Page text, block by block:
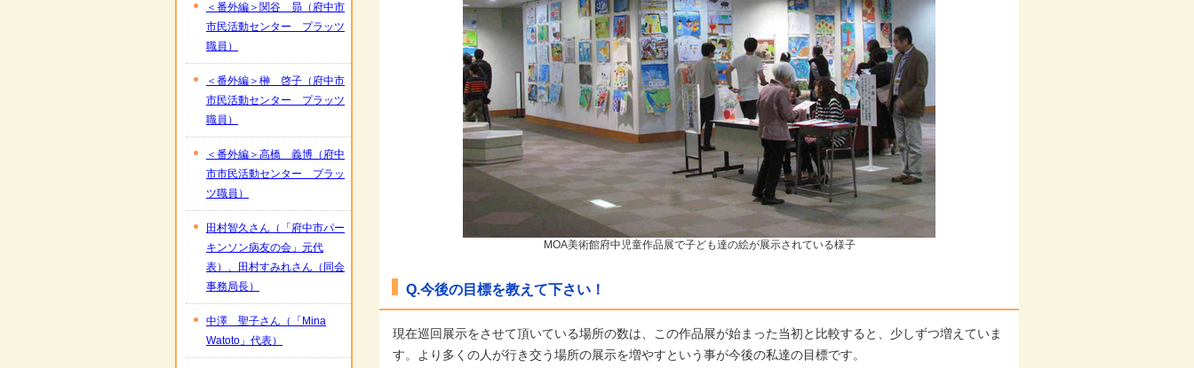
MOA美術館府中児童作品展で子ども達の絵が展示されている様子
Q.今後の目標を教えて下さい！
現在巡回展示をさせて頂いている場所の数は、この作品展が始まった当初と比較すると、少しずつ増えていま
す。 より多くの人が行き交う場所の展示を増やすという事が今後の私達の目標です。
＜番外編＞関谷 昴（府中市
市民活動センター プラッツ
職員）
＜番外編＞榊 啓子（府中市
市民活動センター プラッツ
職員）
＜番外編＞高橋 義博（府中
市市民活動センター プラッ
ツ職員）
田村智久さん（「府中市パー
キンソン病友の会」元代
表）、田村すみれさん（同会
事務局長）
中澤 聖子さん（「Mina
Watoto」代表）